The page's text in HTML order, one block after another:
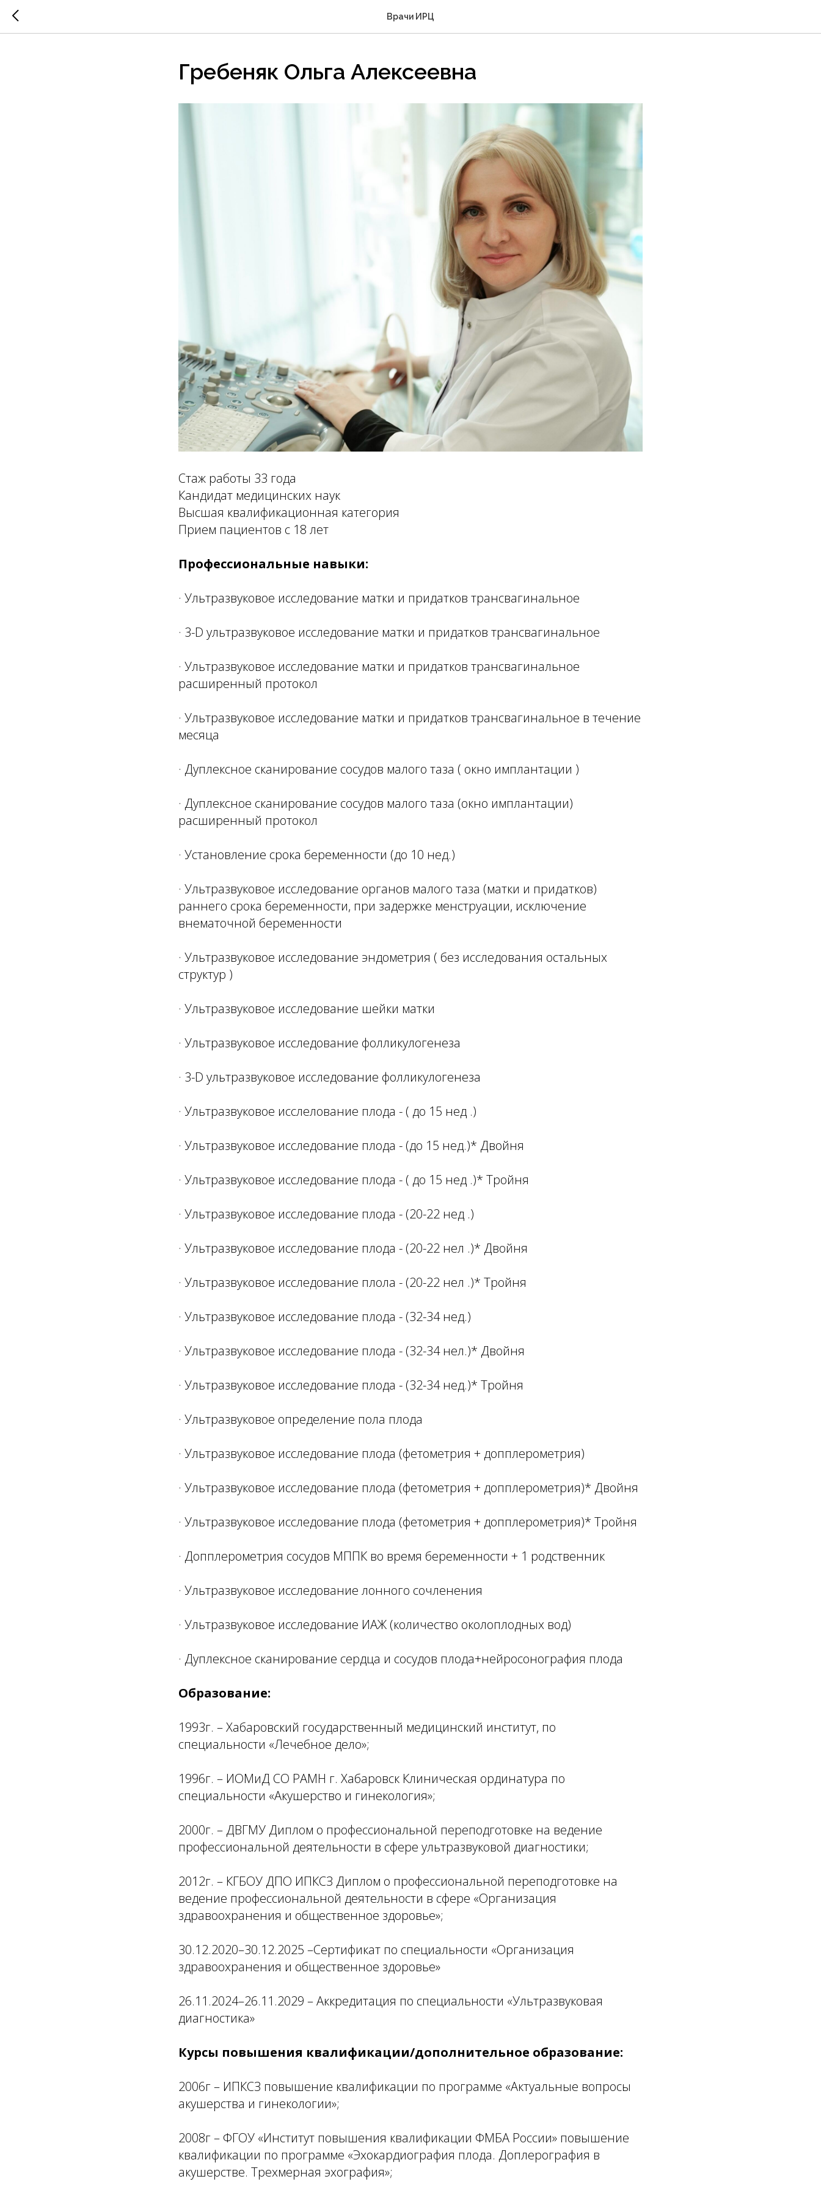
Врачи ИРЦ
Гребеняк Ольга Алексеевна
Стаж работы 33 года
Кандидат медицинских наук
Высшая квалификационная категория
Прием пациентов с 18 лет
Профессиональные навыки:
· Ультразвуковое исследование матки и придатков трансвагинальное
· 3-D ультразвуковое исследование матки и придатков трансвагинальное
· Ультразвуковое исследование матки и придатков трансвагинальное
расширенный протокол
· Ультразвуковое исследование матки и придатков трансвагинальное в течение
месяца
· Дуплексное сканирование сосудов малого таза ( окно имплантации )
· Дуплексное сканирование сосудов малого таза (окно имплантации)
расширенный протокол
· Установление срока беременности (до 10 нед.)
· Ультразвуковое исследование органов малого таза (матки и придатков)
раннего срока беременности, при задержке менструации, исключение
внематочной беременности
· Ультразвуковое исследование эндометрия ( без исследования остальных
структур )
· Ультразвуковое исследование шейки матки
· Ультразвуковое исследование фолликулогенеза
· 3-D ультразвуковое исследование фолликулогенеза
· Ультразвуковое исслелование плода - ( до 15 нед .)
· Ультразвуковое исследование плода - (до 15 нед.)* Двойня
· Ультразвуковое исследование плода - ( до 15 нед .)* Тройня
· Ультразвуковое исследование плода - (20-22 нед .)
· Ультразвуковое исследование плода - (20-22 нел .)* Двойня
· Ультразвуковое исследование плола - (20-22 нел .)* Тройня
· Ультразвуковое исследование плода - (32-34 нед.)
· Ультразвуковое исследование плода - (32-34 нел.)* Двойня
· Ультразвуковое исследование плода - (32-34 нед.)* Тройня
· Ультразвуковое определение пола плода
· Ультразвуковое исследование плода (фетометрия + допплерометрия)
· Ультразвуковое исследование плода (фетометрия + допплерометрия)* Двойня
· Ультразвуковое исследование плода (фетометрия + допплерометрия)* Тройня
· Допплерометрия сосудов МППК во время беременности + 1 родственник
· Ультразвуковое исследование лонного сочленения
· Ультразвуковое исследование ИАЖ (количество околоплодных вод)
· Дуплексное сканирование сердца и сосудов плода+нейросонография плода
Образование:
1993г. – Хабаровский государственный медицинский институт, по
специальности «Лечебное дело»;
1996г. – ИОМиД СО РАМН г. Хабаровск Клиническая ординатура по
специальности «Акушерство и гинекология»;
2000г. – ДВГМУ Диплом о профессиональной переподготовке на ведение
профессиональной деятельности в сфере ультразвуковой диагностики;
2012г. – КГБОУ ДПО ИПКСЗ Диплом о профессиональной переподготовке на
ведение профессиональной деятельности в сфере «Организация
здравоохранения и общественное здоровье»;
30.12.2020–30.12.2025 –Сертификат по специальности «Организация
здравоохранения и общественное здоровье»
26.11.2024–26.11.2029 – Аккредитация по специальности «Ультразвуковая
диагностика»
Курсы повышения квалификации/дополнительное образование:
2006г – ИПКСЗ повышение квалификации по программе «Актуальные вопросы
акушерства и гинекологии»;
2008г – ФГОУ «Институт повышения квалификации ФМБА России» повышение
квалификации по программе «Эхокардиография плода. Доплерография в
акушерстве. Трехмерная эхография»;